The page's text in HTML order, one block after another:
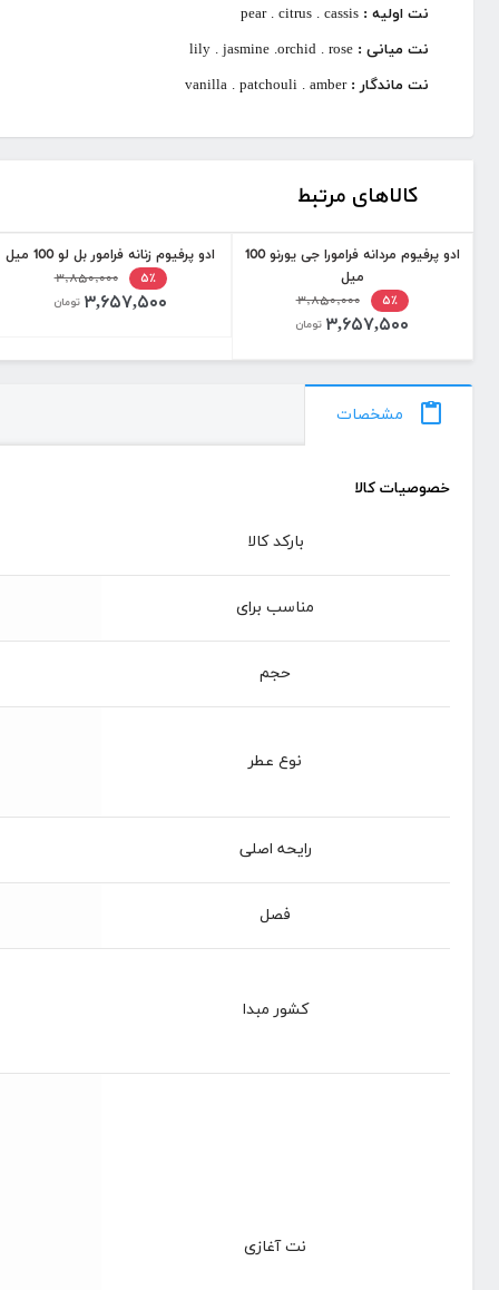
نت اولیه :pear . citrus . cassis
نت میانی :lily . jasmine .orchid . rose
نت ماندگار :vanilla . patchouli . amber
کالاهای مرتبط
ادو پرفیوم مردانه فرامورا جی یورنو 100
میل
۵٪
۳,۸۵۰,۰۰۰
۳,۶۵۷,۵۰۰ تومان
ادو پرفیوم زنانه فرامور بل لو 100 میل
۵٪
۳,۸۵۰,۰۰۰
۳,۶۵۷,۵۰۰ تومان
مشخصات
خصوصیات کالا
بارکد کالا
مناسب برای
حجم
نوع عطر
رایحه اصلی
فصل
کشور مبدا
نت آغازی